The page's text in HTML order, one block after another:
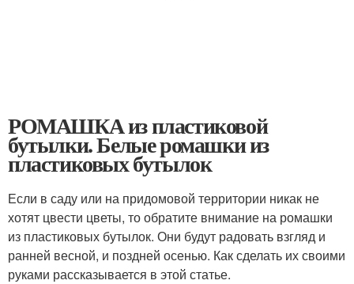
РОМАШКА из пластиковой
бутылки. Белые ромашки из
пластиковых бутылок
Если в саду или на придомовой территории никак не
хотят цвести цветы, то обратите внимание на ромашки
из пластиковых бутылок. Они будут радовать взгляд и
ранней весной, и поздней осенью. Как сделать их своими
руками рассказывается в этой статье.